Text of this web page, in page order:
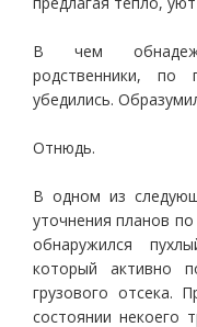
В чем
родственники, по
убедились.
Отнюдь.
В одном из
уточнения планов
обнаружился
который активно
грузового отсека.
состоянии некоего